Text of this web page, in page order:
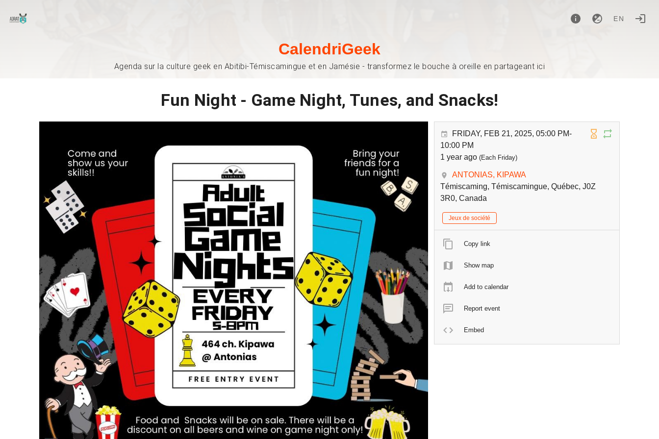
EN
CalendriGeek
Agenda sur la culture geek en Abitibi-Témiscamingue et en Jamésie - transformez le bouche à oreille en partageant ici
Fun Night - Game Night, Tunes, and Snacks!
FRIDAY, FEB 21, 2025, 05:00 PM-
10:00 PM
1 year ago (Each Friday)
ANTONIAS, KIPAWA
Témiscaming, Témiscamingue, Québec, J0Z
3R0, Canada
Jeux de société
Copy link
Show map
Add to calendar
Report event
Embed